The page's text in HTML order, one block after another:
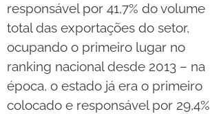
responsável por 41,7% do volume
total das exportações do setor,
ocupando o primeiro lugar no
ranking nacional desde 2013 – na
época, o estado já era o primeiro
colocado e responsável por 29,4%